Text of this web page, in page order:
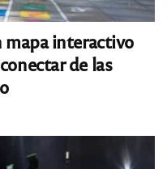
interactivo
de las